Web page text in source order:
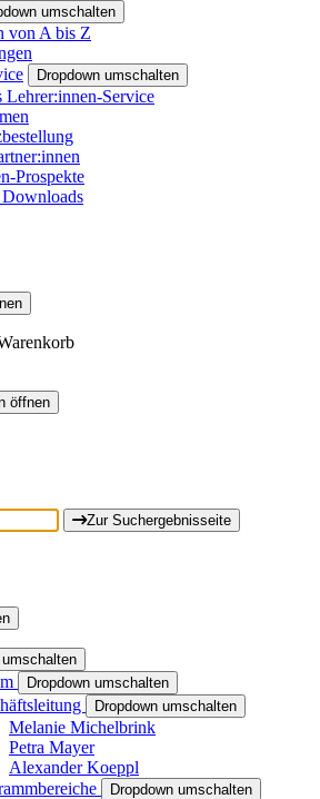
umschalten
von A bis Z
Dropdown umschalten
Lehrer:innen-Service
Prospekte
öffnen
Zur Suchergebnisseite
umschalten
Dropdown umschalten
Dropdown umschalten
Melanie Michelbrink
Petra Mayer
Alexander Koeppl
Dropdown umschalten